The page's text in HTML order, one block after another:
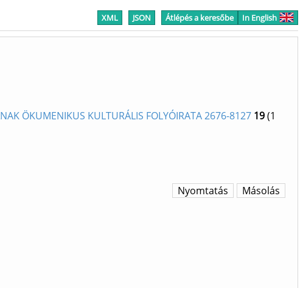
XML JSON Átlépés a keresőbe In English
ÖKUMENIKUS KULTURÁLIS FOLYÓIRATA 2676-8127 19(1
Másolás
Nyomtatás